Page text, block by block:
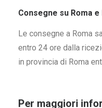
Consegne su Roma
Le consegne a Roma
entro 24 ore dalla
in provincia di Roma
Per maggiori